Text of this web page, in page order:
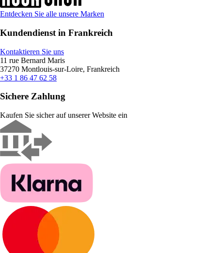
Entdecken Sie alle unsere Marken
Kundendienst in Frankreich
Kontaktieren Sie uns
11 rue Bernard Maris
37270 Montlouis-sur-Loire, Frankreich
+33 1 86 47 62 58
Sichere Zahlung
Kaufen Sie sicher auf unserer Website ein